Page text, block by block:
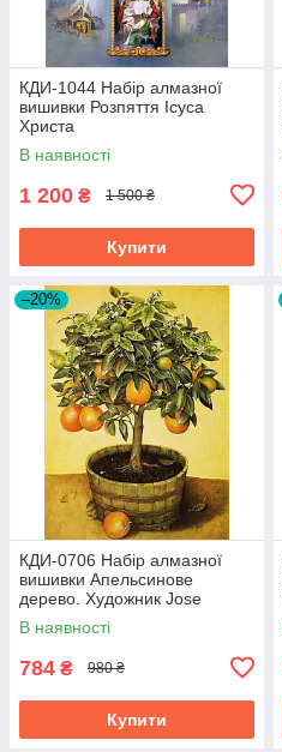
КДИ-1044 Набір алмазної
вишивки Розпяття Ісуса
Христа
В наявності
1 200 ₴ 1 500 ₴
Купити
–20%
КДИ-0706 Набір алмазної
вишивки Апельсинове
дерево. Художник Jоse
Escofet
В наявності
784 ₴ 980 ₴
Купити